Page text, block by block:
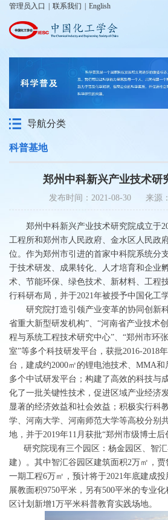
管理员入口 联系我们 English
导航分类
科普基地
郑州中科新兴产业技术研
发布时间：2021-08-30 来源
郑州中科新兴产业技术研究院成立于
工程所和郑州市人民政府、金水区人民政
位。作为郑州市引进的首家中科院系统分
于技术研发、成果转化、人才培育和企业
术、节能环保、绿色技术、新材料、工程
行科研布局，并于2021年被授予中国化工
研究院打造引领产业变革的协同创新科
省重大新型研发机构”、“河南省产业技术
程与系统工程技术研究中心”、“郑州市环
室”等多个科技研发平台，获批2016-2018
台，建成约2000㎡的锂电池技术、MMA
多个中试研发平台；构建了高效的科技与
化了一批关键性技术，促进区域产业经济
显著的经济效益和社会效益；积极实行科
学、河南大学、河南师范大学等高校分别
地，并于2019年11月获批“郑州市级博士后
研究院现有三个园区：杨金园区、智汇
建）。其中智汇谷园区建筑面积2万㎡，贾
一期工程6万㎡，预计将于2021年底建成
展教面积9750平米，另有500平米的专业
区计划新增1万平米科普教育实践场地。